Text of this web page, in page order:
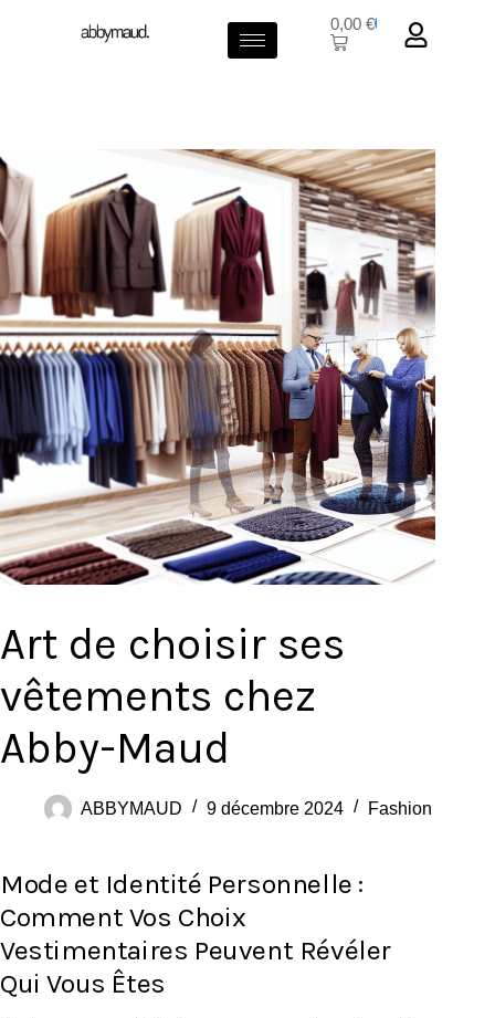
0,00€
Art de choisir ses
vêtements chez
Abby-Maud
ABBYMAUD 9 décembre 2024 Fashion
Mode et Identité Personnelle :
Comment Vos Choix
Vestimentaires Peuvent Révéler
Qui Vous Êtes